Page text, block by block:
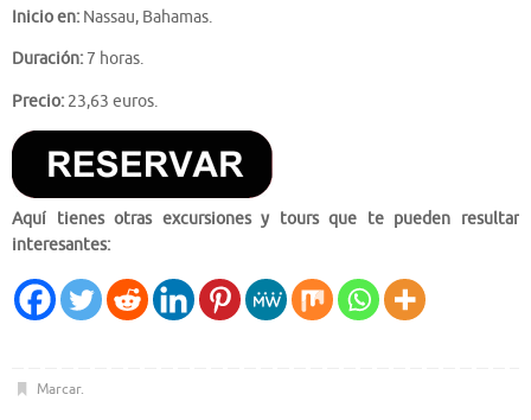
Inicio en: Nassau, Bahamas.
Duración:7 horas.
Precio: 23,63 euros.
Aquí tienes otras excursiones y tours que te pueden resultar
interesantes:
Marcar.